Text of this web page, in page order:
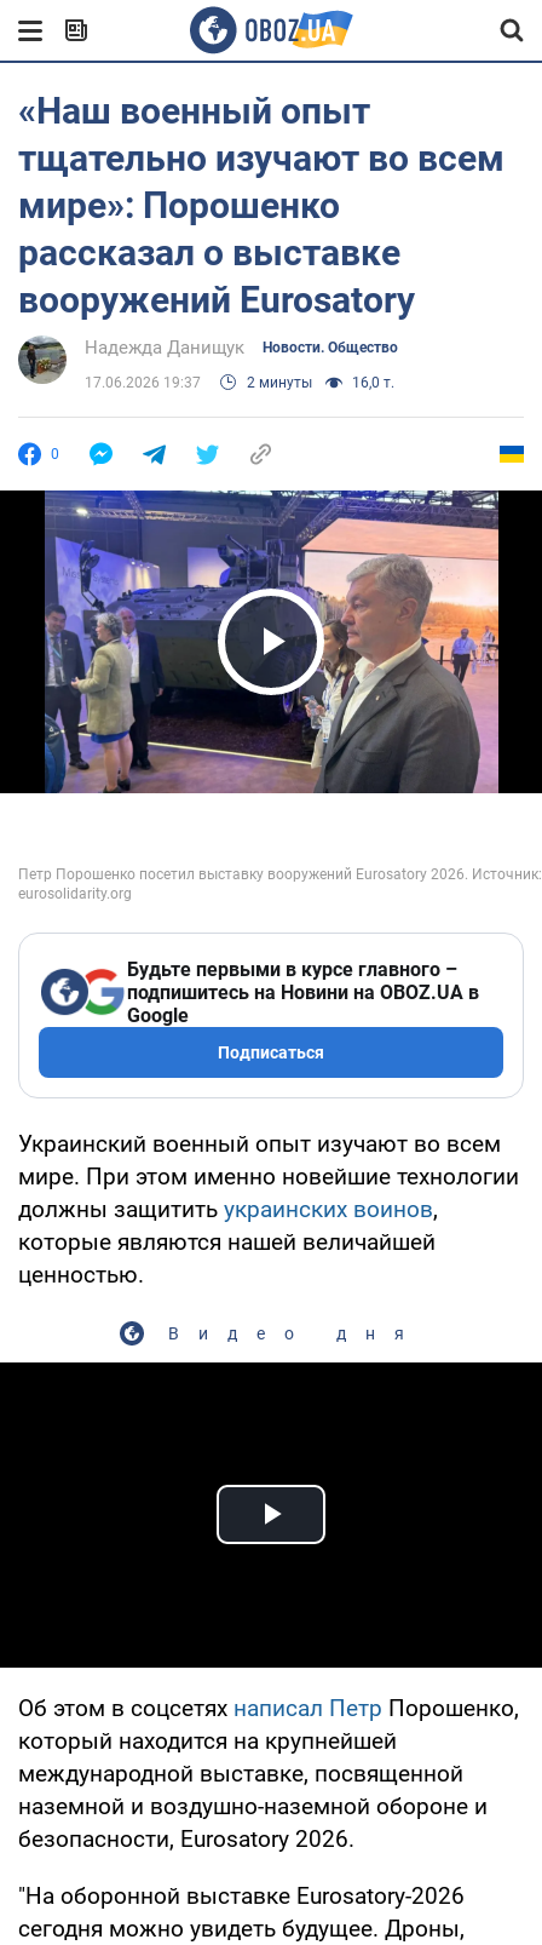
«Наш военный опыт
тщательно изучают во всем
мире»: Порошенко
рассказал о выставке
вооружений Eurosatory
Надежда Данищук Новости. Общество
17.06.2026 19:37 2 минуты 16,0 т.
0
Play Video
Будьте первыми в курсе главного –
подпишитесь на Новини на OBOZ.UA в
Google
Подписаться
Украинский военный опыт изучают во всем
мире. При этом именно новейшие технологии
должны защитить украинских воинов,
которые являются нашей величайшей
ценностью.
Видео дня
Play Video
Об этом в соцсетях написал Петр Порошенко,
который находится на крупнейшей
международной выставке, посвященной
наземной и воздушно-наземной обороне и
безопасности, Eurosatory 2026.
"На оборонной выставке Eurosatory-2026
сегодня можно увидеть будущее. Дроны,